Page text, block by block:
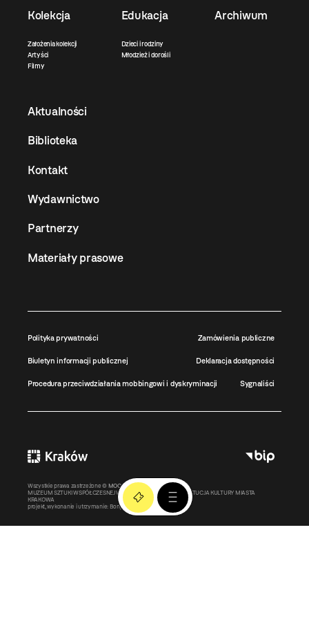
Kolekcja
Założenia kolekcji
Artyści
Filmy
Edukacja
Dzieci i rodziny
Młodzież i dorośli
Archiwum
Aktualności
Biblioteka
Kontakt
Wydawnictwo
Partnerzy
Materiały prasowe
Polityka prywatności Zamówienia publiczne
Biuletyn informacji publicznej Deklaracja dostępności
Procedura przeciwdziałania mobbingowi i dyskryminacji Sygnaliści
Wszystkie prawa zastrzeżone © MOCAK2011-2026
MUZEUM SZTUKI WSPÓŁCZESNEJ W KRAKOWIE MOCAK – INSTYTUCJA KULTURY MIASTA
KRAKOWA
projekt, wykonanie i utrzymanie: Bonjour.pl